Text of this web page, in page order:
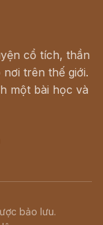
cổ tích, thần
trên thế giới.
một bài học và
bảo lưu.